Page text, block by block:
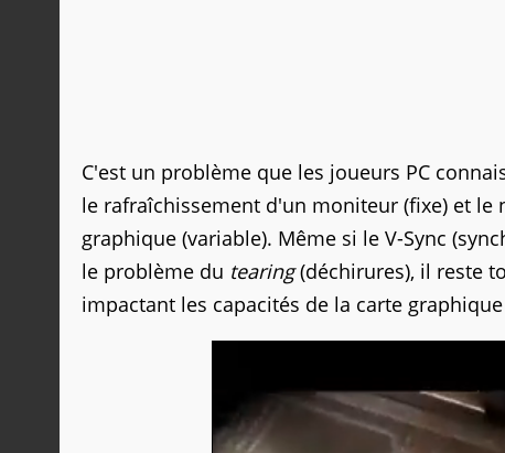
C'est un problème que les joueurs PC
le rafraîchissement d'un moniteur (fixe) et le
graphique (variable). Même si le V-Sync
le problème du tearing(déchirures), il reste
impactant les capacités de la carte